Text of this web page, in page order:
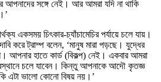
সঙ্গে নেই। আর আমরা যদি না থাকি
একসময় চিৎকার-চ্যাঁচামেচির পর্যায়ে চলে যায়।
করে ট্রাম্প বলেন, ‘মানুষ মারা পড়ছে। যুদ্ধের
আপনার হাতে কার্ড (বিকল্প) নেই। একবার আমরা
চলে যাবেন। কিন্তু আপনাকে আদৌ কৃতজ্ঞ
এটা ভালো কোনো বিষয় নয়।’